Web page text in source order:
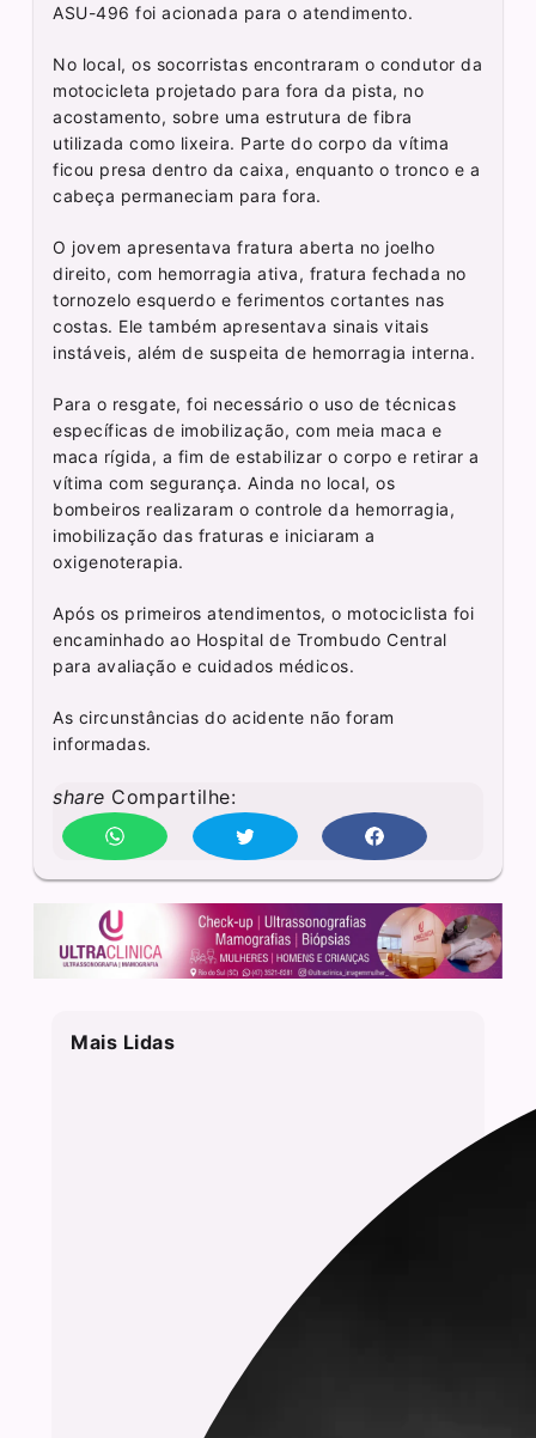
ASU-496 foi acionada para o atendimento.
No local, os socorristas encontraram o condutor da
motocicleta projetado para fora da pista, no
acostamento, sobre uma estrutura de fibra
utilizada como lixeira. Parte do corpo da vítima
ficou presa dentro da caixa, enquanto o tronco e a
cabeça permaneciam para fora.
O jovem apresentava fratura aberta no joelho
direito, com hemorragia ativa, fratura fechada no
tornozelo esquerdo e ferimentos cortantes nas
costas. Ele também apresentava sinais vitais
instáveis, além de suspeita de hemorragia interna.
Para o resgate, foi necessário o uso de técnicas
específicas de imobilização, com meia maca e
maca rígida, a fim de estabilizar o corpo e retirar a
vítima com segurança. Ainda no local, os
bombeiros realizaram o controle da hemorragia,
imobilização das fraturas e iniciaram a
oxigenoterapia.
Após os primeiros atendimentos, o motociclista foi
encaminhado ao Hospital de Trombudo Central
para avaliação e cuidados médicos.
As circunstâncias do acidente não foram
informadas.
share Compartilhe:
Mais Lidas